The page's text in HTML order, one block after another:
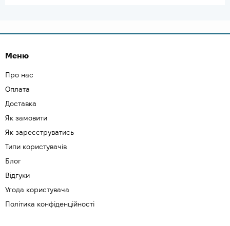
Меню
Про нас
Оплата
Доставка
Як замовити
Як зареєструватись
Типи користувачів
Блог
Відгуки
Угода користувача
Політика конфіденційності